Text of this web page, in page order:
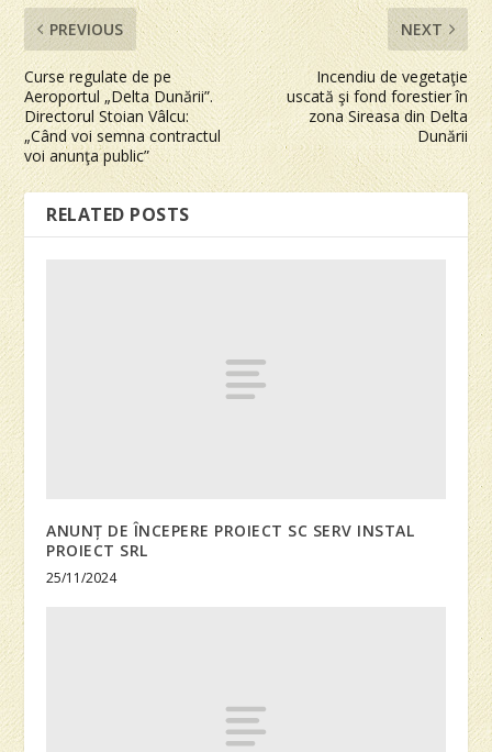
PREVIOUS
Curse regulate de pe
Aeroportul „Delta Dunării”.
Directorul Stoian Vâlcu:
„Când voi semna contractul
voi anunţa public”
NEXT
Incendiu de vegetaţie
uscată şi fond forestier în
zona Sireasa din Delta
Dunării
RELATED POSTS
ANUNȚ DE ÎNCEPERE PROIECT SC SERV INSTAL
PROIECT SRL
25/11/2024